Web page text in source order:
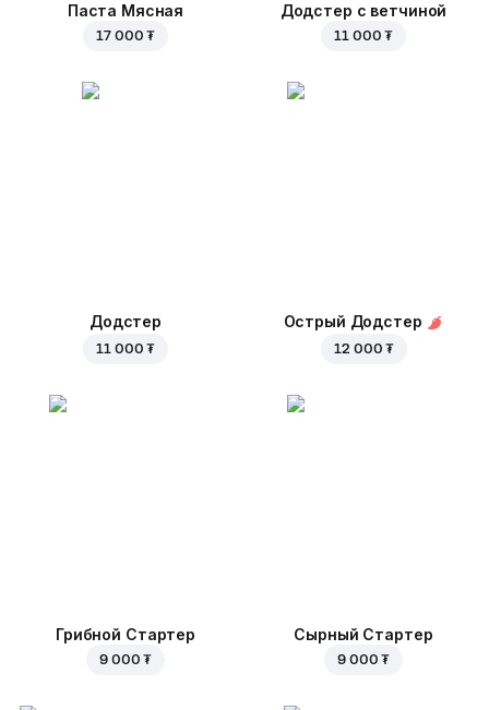
Паста Мясная
17 000 ₮
Додстер с ветчиной
11 000 ₮
Додстер
11 000 ₮
Острый Додстер
12 000 ₮
Грибной Стартер
9 000 ₮
Сырный Стартер
9 000 ₮